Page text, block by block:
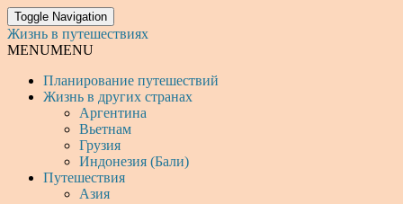
Toggle Navigation
Жизнь в путешествиях
MENUMENU
Планирование путешествий
Жизнь в других странах
Аргентина
Вьетнам
Грузия
Индонезия (Бали)
Путешествия
Азия